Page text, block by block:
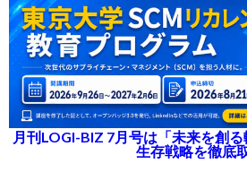
月刊LOGI-BIZ 7月号は「未来を創
生存戦略を徹底